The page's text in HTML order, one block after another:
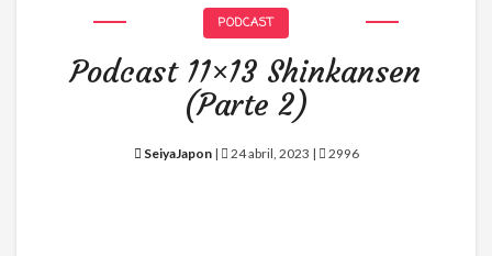
PODCAST
Podcast 11×13 Shinkansen
(Parte 2)
SeiyaJapon| 24 abril, 2023 | 2996